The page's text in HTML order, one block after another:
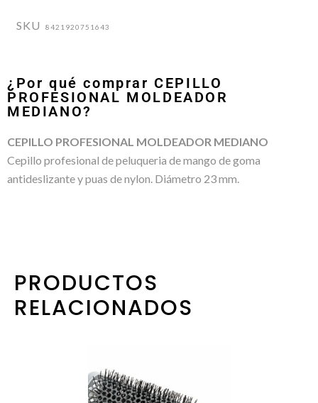
SKU 8421920751643
¿Por qué comprar CEPILLO
PROFESIONAL MOLDEADOR
MEDIANO?
CEPILLO PROFESIONAL MOLDEADOR MEDIANO
Cepillo profesional de peluqueria de mango de goma
antideslizante y puas de nylon. Diámetro 23 mm.
PRODUCTOS
RELACIONADOS